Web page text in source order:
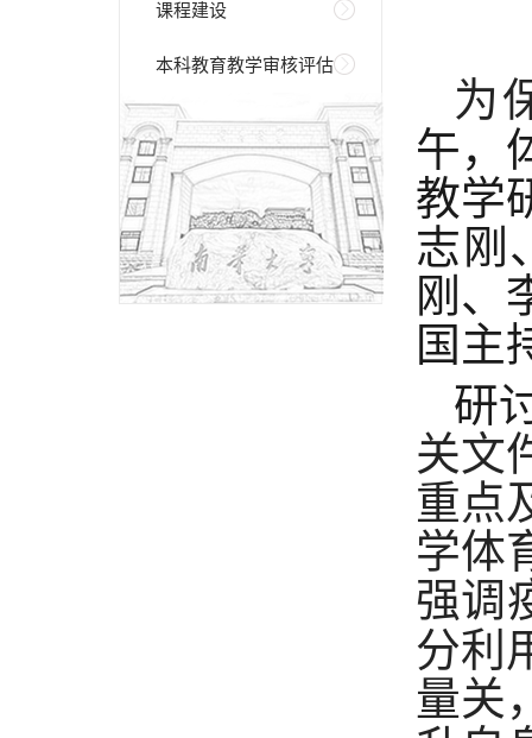
课程建设
本科教育教学审核评估
为
午，
教学
志刚
刚、
国主
研
关文
重点
学体
强调
分利
量关